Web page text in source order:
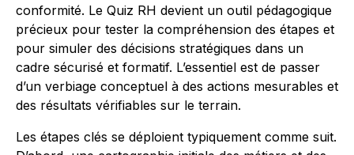
conformité. Le Quiz RH devient un outil pédagogique
précieux pour tester la compréhension des étapes et
pour simuler des décisions stratégiques dans un
cadre sécurisé et formatif. L’essentiel est de passer
d’un verbiage conceptuel à des actions mesurables et
des résultats vérifiables sur le terrain.
Les étapes clés se déploient typiquement comme suit.